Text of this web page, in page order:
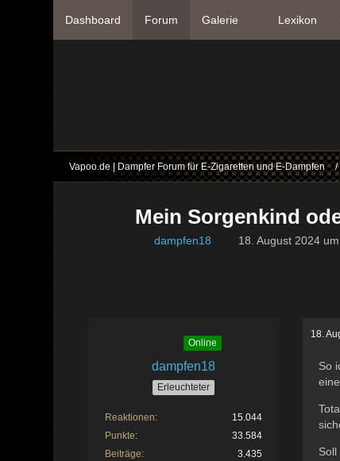
Dashboard Forum Galerie Lexikon
Vapoo.de | Dampfer Forum für E-Zigaretten und E-Dampfen
Mein Sorgenkind
dampfen18 18. August 2024
Online
dampfen18
Erleuchteter
Reaktionen
15.044
Punkte
33.584
Beiträge
3.435
18.
So